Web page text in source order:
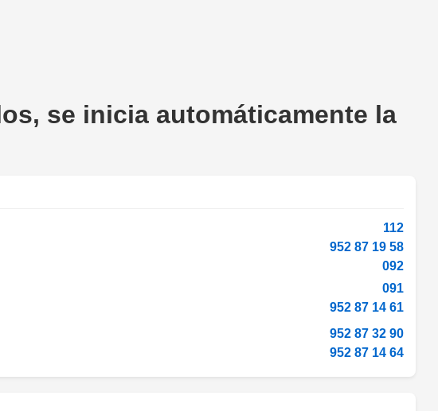
se inicia automáticamente la
112
952 87 19 58
092
091
952 87 14 61
952 87 32 90
952 87 14 64